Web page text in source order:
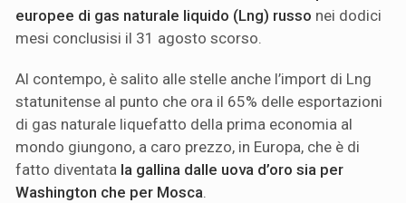
europee di gas naturale liquido (Lng) russo nei dodici
mesi conclusisi il 31 agosto scorso.
Al contempo, è salito alle stelle anche l’import di Lng
statunitense al punto che ora il 65% delle esportazioni
di gas naturale liquefatto della prima economia al
mondo giungono, a caro prezzo, in Europa, che è di
fatto diventata la gallina dalle uova d’oro sia per
Washington che per Mosca.